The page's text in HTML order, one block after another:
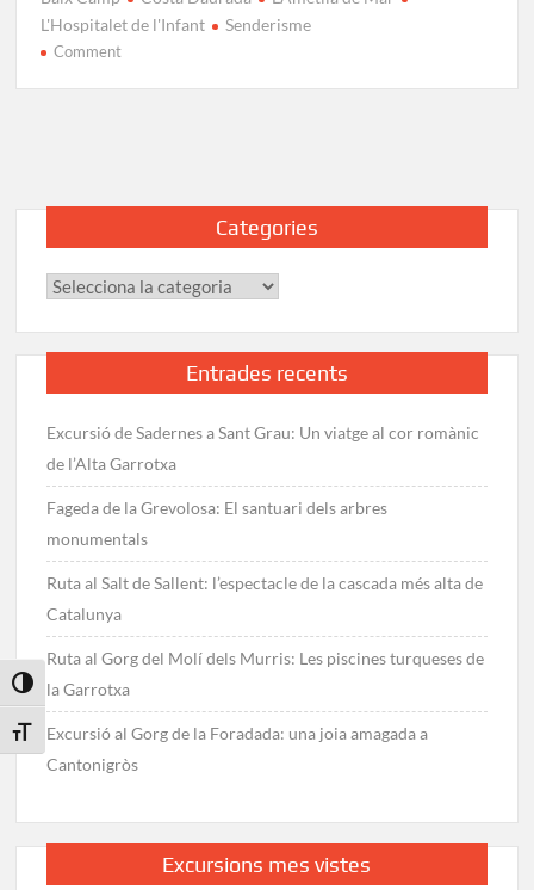
Toggle High Contrast
Toggle Font size
L'Hospitalet de l'Infant
Senderisme
Commenton
de
i
Categories
Categories
Entrades recents
Excursió de Sadernes a Sant Grau: Un viatge al cor romànic
de l’Alta Garrotxa
Fageda de la Grevolosa: El santuari dels arbres
monumentals
Ruta al Salt de Sallent: l’espectacle de la cascada més alta de
Catalunya
Ruta al Gorg del Molí dels Murris: Les piscines turqueses de
la Garrotxa
Excursió al Gorg de la Foradada: una joia amagada a
Cantonigròs
Excursions mes vistes